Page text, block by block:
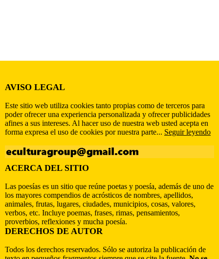
AVISO LEGAL
Este sitio web utiliza cookies tanto propias como de terceros para
poder ofrecer una experiencia personalizada y ofrecer publicidades
afines a sus intereses. Al hacer uso de nuestra web usted acepta en
forma expresa el uso de cookies por nuestra parte... Seguir leyendo
ACERCA DEL SITIO
Las poesías es un sitio que reúne poetas y poesía, además de uno de
los mayores compendios de acrósticos de nombres, apellidos,
animales, frutas, lugares, ciudades, municipios, cosas, valores,
verbos, etc. Incluye poemas, frases, rimas, pensamientos,
proverbios, reflexiones y mucha poesía.
DERECHOS DE AUTOR
Todos los derechos reservados. Sólo se autoriza la publicación de